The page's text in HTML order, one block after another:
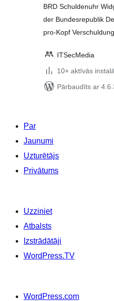
BRD Schuldenuhr
der Bundesrepublik
pro-Kopf Verschuldung
ITSecMedia
10+ aktīvās
Pārbaudīts ar
Par
Jaunumi
Uzturētājs
Privātums
Uzziniet
Atbalsts
Izstrādātāji
WordPress.TV
WordPress.com